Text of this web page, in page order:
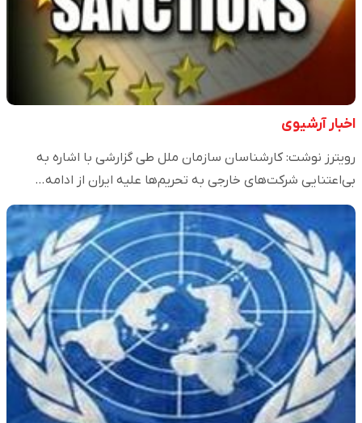
اخبار آرشیوی
رویترز نوشت: کارشناسان سازمان ملل طی گزارشی با اشاره به
بی‌اعتنایی شرکت‌های خارجی به تحریم‌ها علیه ایران از ادامه…